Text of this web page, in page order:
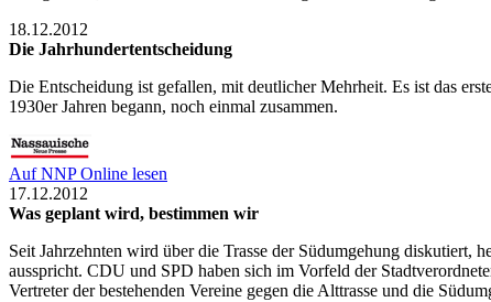
18.12.2012
Die Jahrhundertentscheidung
Die Entscheidung ist gefallen, mit deutlicher Mehrheit. Es ist das
1930er Jahren begann, noch einmal zusammen.
Auf NNP Online lesen
17.12.2012
Was geplant wird, bestimmen wir
Seit Jahrzehnten wird über die Trasse der Südumgehung diskutiert,
ausspricht. CDU und SPD haben sich im Vorfeld der
Vertreter der bestehenden Vereine gegen die Alttrasse und die